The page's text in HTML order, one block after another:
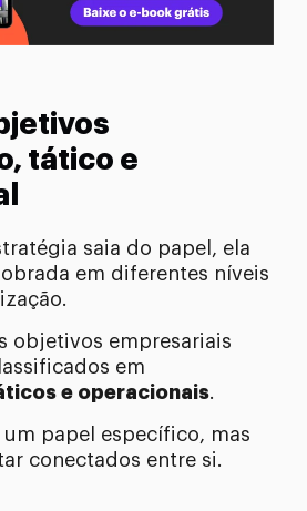
tático e
saia do papel, ela
em diferentes níveis
objetivos empresariais
em
e operacionais.
papel específico, mas
conectados entre si.